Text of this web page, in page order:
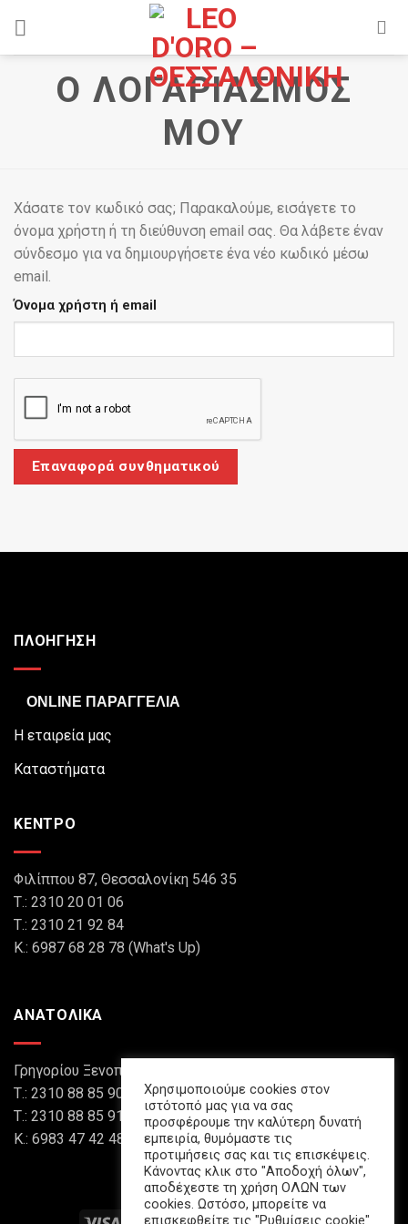
Ο ΛΟΓΑΡΙΑΣΜΌΣ
ΜΟΥ
Χάσατε τον κωδικό σας; Παρακαλούμε, εισάγετε το
όνομα χρήστη ή τη διεύθυνση email σας. Θα λάβετε έναν
σύνδεσμο για να δημιουργήσετε ένα νέο κωδικό μέσω
email.
Όνομα χρήστη ή email
Επαναφορά συνθηματικού
ΠΛΟΗΓΗΣΗ
ONLINE ΠΑΡΑΓΓΕΛΙΑ
Η εταιρεία μας
Καταστήματα
ΚΕΝΤΡΟ
Φιλίππου 87, Θεσσαλονίκη 546 35
Τ.: 2310 20 01 06
Τ.: 2310 21 92 84
Κ.: 6987 68 28 78 (What's Up)
ΑΝΑΤΟΛΙΚΑ
Γρηγορίου Ξενοπούλου 8, Θεσσαλονίκη 546 45
Τ.: 2310 88 85 90
Τ.: 2310 88 85 91
Κ.: 6983 47 42 48 (What's Up)
Χρησιμοποιούμε cookies στον
ιστότοπό μας για να σας
προσφέρουμε την καλύτερη δυνατή
εμπειρία, θυμόμαστε τις
προτιμήσεις σας και τις επισκέψεις.
Κάνοντας κλικ στο "Αποδοχή όλων",
αποδέχεστε τη χρήση ΟΛΩΝ των
cookies. Ωστόσο, μπορείτε να
επισκεφθείτε τις "Ρυθμίσεις cookie"